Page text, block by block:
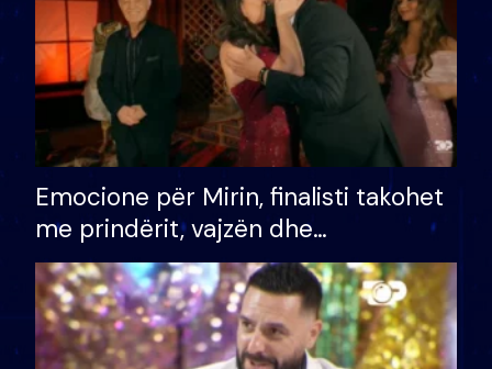
Emocione për Mirin, finalisti takohet
me prindërit, vajzën dhe
bashkëshorten: S’kemi ndonjë letër
divorci apo jo?